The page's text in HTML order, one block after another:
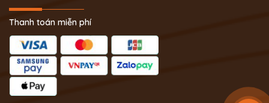
Thanh toán miễn phí